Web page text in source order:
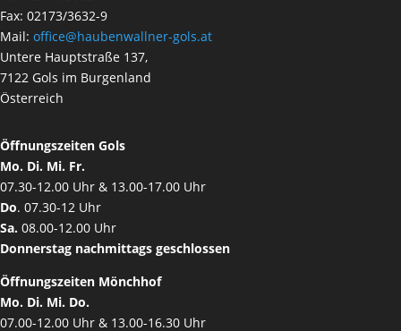
Fax: 02173/3632-9
Mail: office@haubenwallner-gols.at
Untere Hauptstraße 137,
7122 Gols im Burgenland
Österreich
Öffnungszeiten Gols
Mo. Di. Mi. Fr.
07.30-12.00 Uhr & 13.00-17.00 Uhr
Do. 07.30-12 Uhr
Sa. 08.00-12.00 Uhr
Donnerstag nachmittags geschlossen
Öffnungszeiten Mönchhof
Mo. Di. Mi. Do.
07.00-12.00 Uhr & 13.00-16.30 Uhr